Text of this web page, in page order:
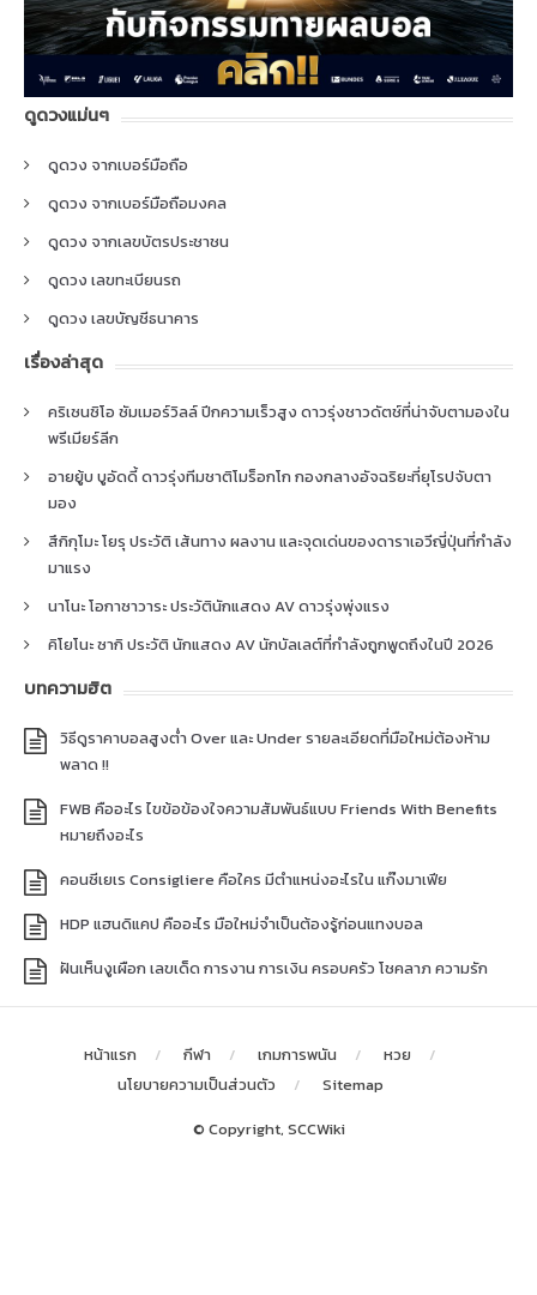
ดูดวงแม่นๆ
ดูดวง จากเบอร์มือถือ
ดูดวง จากเบอร์มือถือมงคล
ดูดวง จากเลขบัตรประชาชน
ดูดวง เลขทะเบียนรถ
ดูดวง เลขบัญชีธนาคาร
เรื่องล่าสุด
คริเซนซิโอ ซัมเมอร์วิลล์ ปีกความเร็วสูง ดาวรุ่งชาวดัตช์ที่น่าจับตามองใน
พรีเมียร์ลีก
อายยู้บ บูอัดดี้ ดาวรุ่งทีมชาติโมร็อกโก กองกลางอัจฉริยะที่ยุโรปจับตา
มอง
สึกิกุโมะ โยรุ ประวัติ เส้นทาง ผลงาน และจุดเด่นของดาราเอวีญี่ปุ่นที่กำลัง
มาแรง
นาโนะ โอกาซาวาระ ประวัตินักแสดง AV ดาวรุ่งพุ่งแรง
คิโยโนะ ซากิ ประวัติ นักแสดง AV นักบัลเลต์ที่กำลังถูกพูดถึงในปี 2026
บทความฮิต
วิธีดูราคาบอลสูงต่ำ Over และ Under รายละเอียดที่มือใหม่ต้องห้าม
พลาด !!
FWB คืออะไร ไขข้อข้องใจความสัมพันธ์แบบ Friends With Benefits
หมายถึงอะไร
คอนซีเยเร Consigliere คือใคร มีตำแหน่งอะไรใน แก๊งมาเฟีย
HDP แฮนดิแคป คืออะไร มือใหม่จำเป็นต้องรู้ก่อนแทงบอล
ฝันเห็นงูเผือก เลขเด็ด การงาน การเงิน ครอบครัว โชคลาภ ความรัก
หน้าแรก กีฬา เกมการพนัน
หวย
นโยบายความเป็นส่วนตัว
Sitemap
© Copyright, SCCWiki